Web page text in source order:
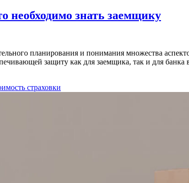
необходимо знать заемщику
планирования и понимания множества
защиту как для заемщика, так и для банка
страховки